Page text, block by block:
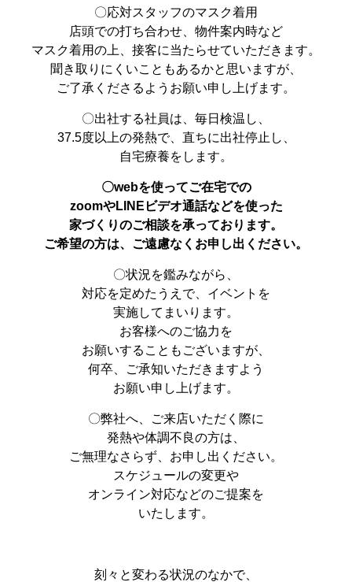
〇応対スタッフのマスク着用
店頭での打ち合わせ、物件案内時など
マスク着用の上、接客に当たらせていただきます。
聞き取りにくいこともあるかと思いますが、
ご了承くださるようお願い申し上げます。
〇出社する社員は、毎日検温し、
37.5度以上の発熱で、直ちに出社停止し、
自宅療養をします。
〇webを使ってご在宅での
zoomやLINEビデオ通話などを使った
家づくりのご相談を承っております。
ご希望の方は、ご遠慮なくお申し出ください。
〇状況を鑑みながら、
対応を定めたうえで、イベントを
実施してまいります。
お客様へのご協力を
お願いすることもございますが、
何卒、ご承知いただきますよう
お願い申し上げます。
〇弊社へ、ご来店いただく際に
発熱や体調不良の方は、
ご無理なさらず、お申し出ください。
スケジュールの変更や
オンライン対応などのご提案を
いたします。
刻々と変わる状況のなかで、